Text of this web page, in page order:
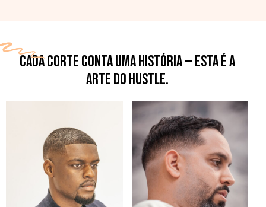
CADA CORTE CONTA UMA HISTÓRIA — ESTA É A
ARTE DO HUSTLE.